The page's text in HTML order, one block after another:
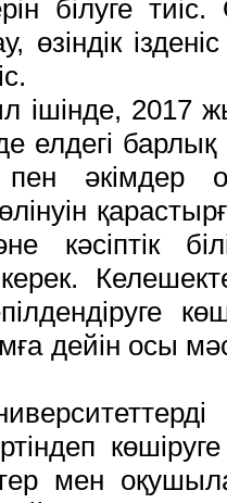
білуге
өзіндік
ішінде, 2017
елдегі
пен әкімдер
кәсіптік
дейін осы
мен